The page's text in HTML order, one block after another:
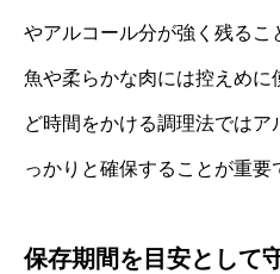
やアルコール分が強く残るこ
魚や柔らかな肉には控えめに
ど時間をかける調理法では
っかりと確保することが重要
保存期間を目安として